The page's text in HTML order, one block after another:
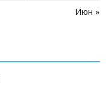
Июн »